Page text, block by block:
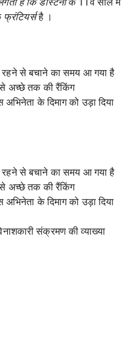
फ्रंटियर्स है ।
रहने से बचाने का समय आ गया है
अच्छे तक की रैंकिंग
के दिमाग को उड़ा दिया
रहने से बचाने का समय आ गया है
अच्छे तक की रैंकिंग
के दिमाग को उड़ा दिया
संक्रमण की व्याख्या